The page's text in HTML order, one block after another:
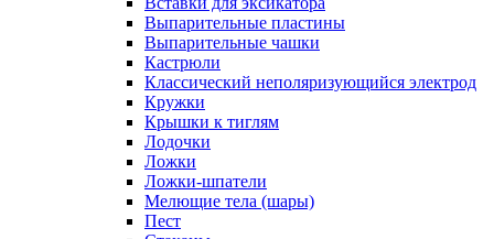
Выпарительные пластины
Выпарительные чашки
Кастрюли
Классический неполяризующийся электрод
Кружки
Крышки к тиглям
Лодочки
Ложки
Ложки-шпатели
Мелющие тела (шары)
Пест